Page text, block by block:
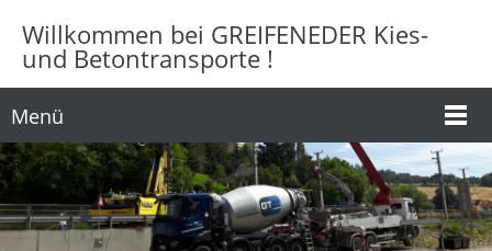
Willkommen bei GREIFENEDER Kies-
und Betontransporte !
Menü